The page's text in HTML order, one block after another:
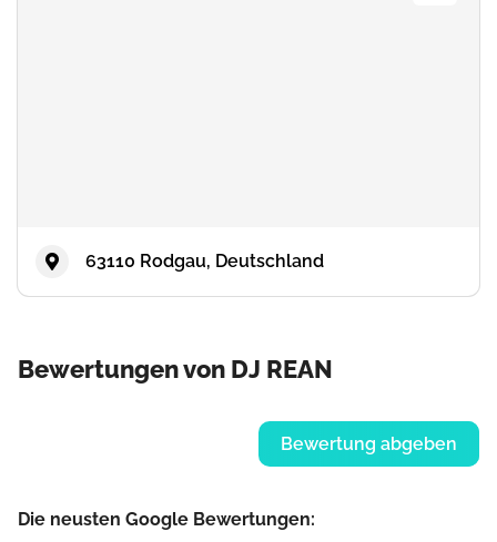
63110 Rodgau, Deutschland
Bewertungen von DJ REAN
Bewertung abgeben
Die neusten Google Bewertungen: